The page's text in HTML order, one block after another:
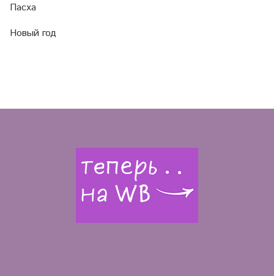
Пасха
Новый год